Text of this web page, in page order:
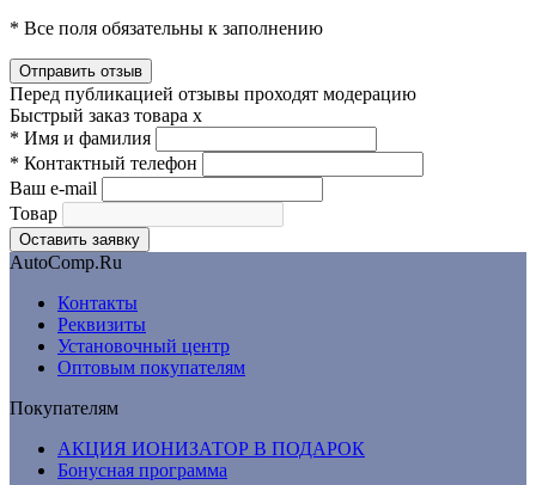
* Все поля обязательны к заполнению
Перед публикацией отзывы проходят модерацию
Быстрый заказ товара x
* Имя и фамилия
* Контактный телефон
Ваш e-mail
Товар
AutoComp.Ru
Контакты
Реквизиты
Установочный центр
Оптовым покупателям
Покупателям
АКЦИЯ ИОНИЗАТОР В ПОДАРОК
Бонусная программа